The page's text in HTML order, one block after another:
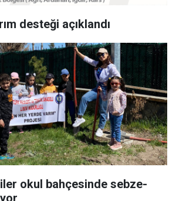
desteği açıklandı
okul bahçesinde sebze-